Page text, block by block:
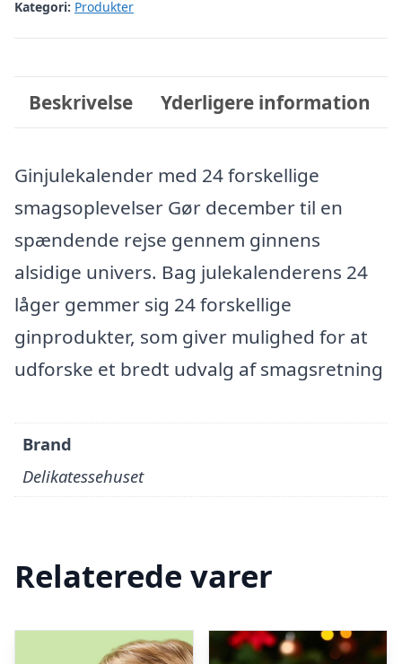
Kategori: Produkter
Beskrivelse Yderligere information
Ginjulekalender med 24 forskellige
smagsoplevelser Gør december til en
spændende rejse gennem ginnens
alsidige univers. Bag julekalenderens 24
låger gemmer sig 24 forskellige
ginprodukter, som giver mulighed for at
udforske et bredt udvalg af smagsretning
Brand
Delikatessehuset
Relaterede varer